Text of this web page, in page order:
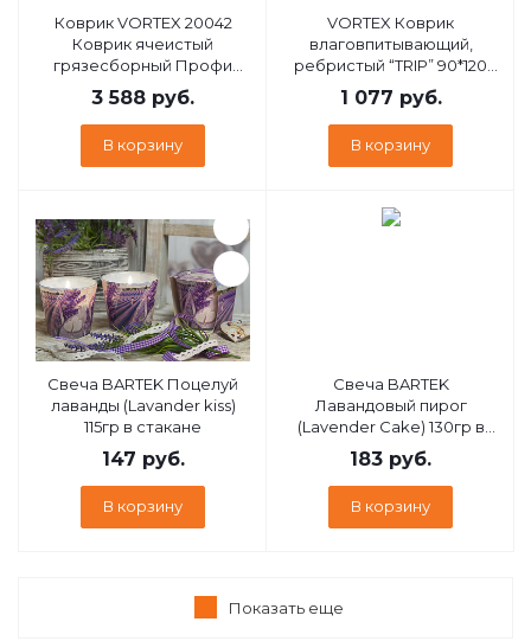
Коврик VORTEX 20042
Коврик ячеистый
грязесборный Профи
100*150*2,2см
3 588 руб.
В корзину
VORTEX Коврик
влаговпитывающий,
ребристый “TRIP” 90*120
см , чёрный / 8 24199
1 077 руб.
В корзину
Свеча BARTEK Поцелуй
лаванды (Lavander kiss)
115гр в стакане
147 руб.
В корзину
Свеча BARTEK
Лавандовый пирог
(Lavender Cake) 130гр в
баночке
183 руб.
В корзину
Показать еще